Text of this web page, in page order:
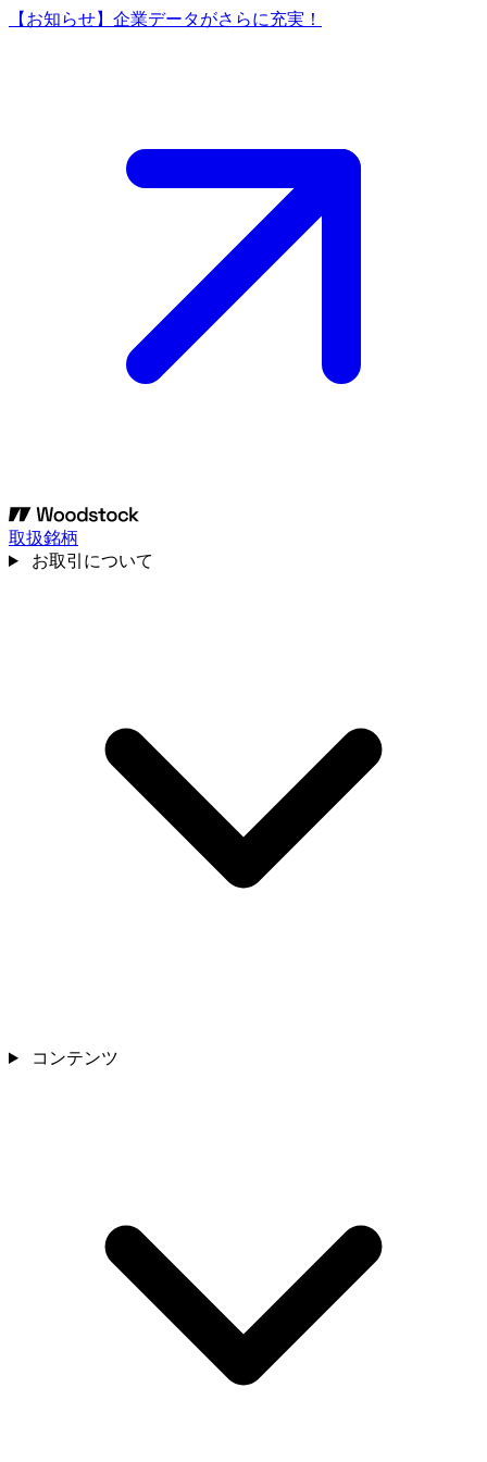
【お知らせ】企業データがさらに充実！
取扱銘柄
お取引について
コンテンツ